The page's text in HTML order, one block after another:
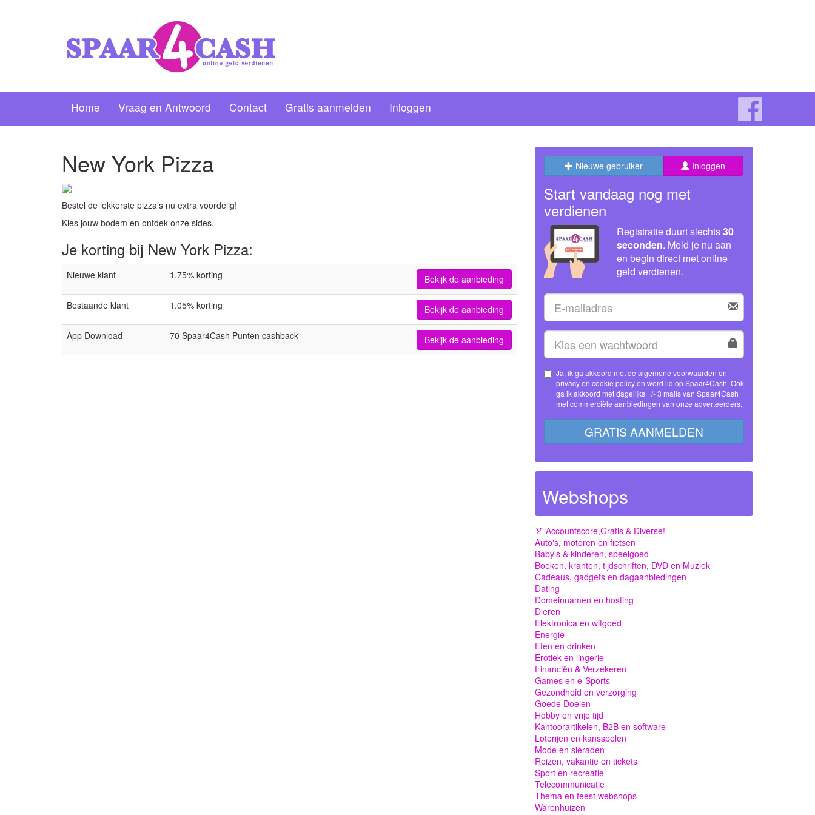
Home Vraag en Antwoord Contact Gratis aanmelden Inloggen
New York Pizza
Bestel de lekkerste pizza’s nu extra voordelig!
Kies jouw bodem en ontdek onze sides.
Je korting bij New York Pizza:
Nieuwe klant 1.75% korting Bekijk de aanbieding
Bestaande klant 1.05% korting Bekijk de aanbieding
App Download 70 Spaar4Cash Punten cashback Bekijk de aanbieding
Nieuwe gebruiker Inloggen
Start vandaag nog met
verdienen
Registratie duurt slechts30
seconden. Meld je nu aan
en begin direct met online
geld verdienen.
Ja, ik ga akkoord met de algemene voorwaarden en
privacy en cookie policy
ga ik akkoord met dagelijks +/- 3 mails van Spaar4Cash
met commerciële aanbiedingen van onze adverteerders.
GRATIS AANMELDEN
Webshops
🏅 Accountscore,Gratis & Diverse!
Auto's, motoren en fietsen
Baby's & kinderen, speelgoed
Boeken, kranten, tijdschriften, DVD en Muziek
Cadeaus, gadgets en dagaanbiedingen
Dating
Domeinnamen en hosting
Dieren
Elektronica en witgoed
Energie
Eten en drinken
Erotiek en lingerie
Financiën & Verzekeren
Games en e-Sports
Gezondheid en verzorging
Goede Doelen
Hobby en vrije tijd
Kantoorartikelen, B2B en software
Loterijen en kansspelen
Mode en sieraden
Reizen, vakantie en tickets
Sport en recreatie
Telecommunicatie
Thema en feest webshops
Warenhuizen